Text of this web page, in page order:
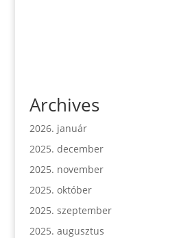
Archives
2026. január
2025. december
2025. november
2025. október
2025. szeptember
2025. augusztus